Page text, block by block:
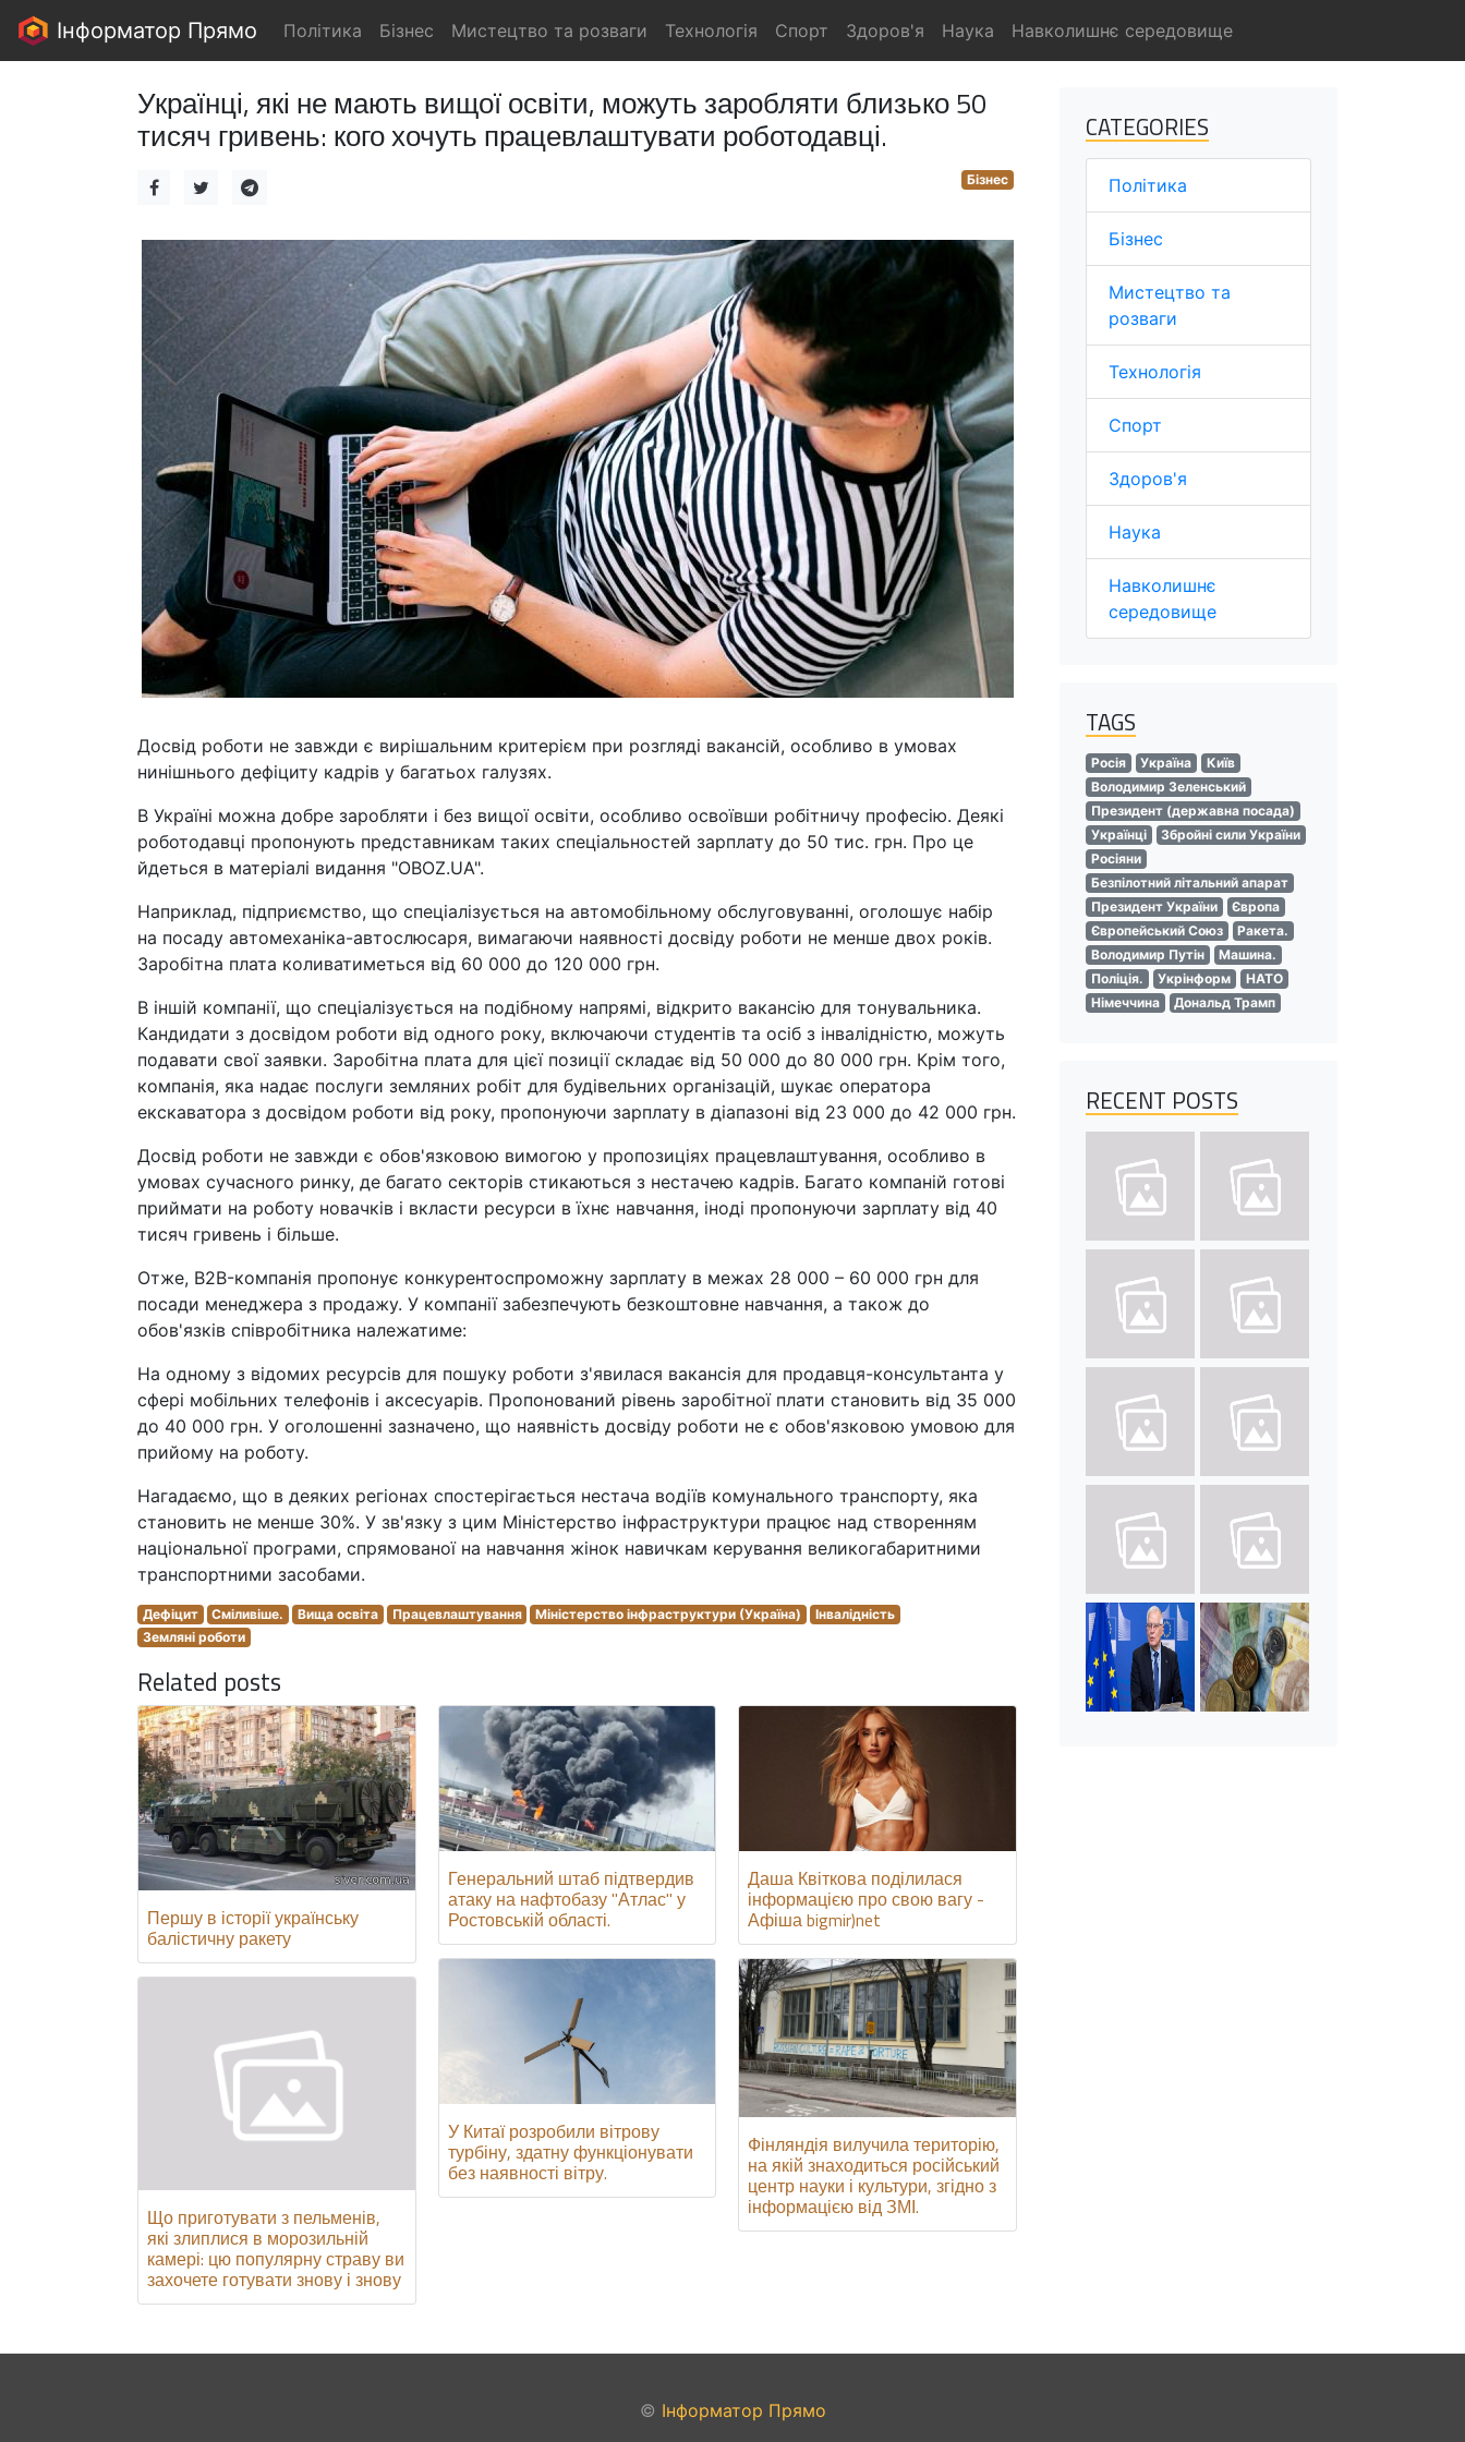
Інформатор Прямо Політика Бізнес Мистецтво та розваги Технологія Спорт Здоров'я Наука Навколишнє середовище
Українці, які не мають вищої освіти, можуть заробляти близько 50
тисяч гривень: кого хочуть працевлаштувати роботодавці.
Бізнес
Досвід роботи не завжди є вирішальним критерієм при розгляді вакансій, особливо в умовах
нинішнього дефіциту кадрів у багатьох галузях.
В Україні можна добре заробляти і без вищої освіти, особливо освоївши робітничу професію. Деякі
роботодавці пропонують представникам таких спеціальностей зарплату до 50 тис. грн. Про це
йдеться в матеріалі видання "OBOZ.UA".
Наприклад, підприємство, що спеціалізується на автомобільному обслуговуванні, оголошує набір
на посаду автомеханіка-автослюсаря, вимагаючи наявності досвіду роботи не менше двох років.
Заробітна плата коливатиметься від 60 000 до 120 000 грн.
В іншій компанії, що спеціалізується на подібному напрямі, відкрито вакансію для тонувальника.
Кандидати з досвідом роботи від одного року, включаючи студентів та осіб з інвалідністю, можуть
подавати свої заявки. Заробітна плата для цієї позиції складає від 50 000 до 80 000 грн. Крім того,
компанія, яка надає послуги земляних робіт для будівельних організацій, шукає оператора
екскаватора з досвідом роботи від року, пропонуючи зарплату в діапазоні від 23 000 до 42 000 грн.
Досвід роботи не завжди є обов'язковою вимогою у пропозиціях працевлаштування, особливо в
умовах сучасного ринку, де багато секторів стикаються з нестачею кадрів. Багато компаній готові
приймати на роботу новачків і вкласти ресурси в їхнє навчання, іноді пропонуючи зарплату від 40
тисяч гривень і більше.
Отже, B2B-компанія пропонує конкурентоспроможну зарплату в межах 28 000 – 60 000 грн для
посади менеджера з продажу. У компанії забезпечують безкоштовне навчання, а також до
обов'язків співробітника належатиме:
На одному з відомих ресурсів для пошуку роботи з'явилася вакансія для продавця-консультанта у
сфері мобільних телефонів і аксесуарів. Пропонований рівень заробітної плати становить від 35 000
до 40 000 грн. У оголошенні зазначено, що наявність досвіду роботи не є обов'язковою умовою для
прийому на роботу.
Нагадаємо, що в деяких регіонах спостерігається нестача водіїв комунального транспорту, яка
становить не менше 30%. У зв'язку з цим Міністерство інфраструктури працює над створенням
національної програми, спрямованої на навчання жінок навичкам керування великогабаритними
транспортними засобами.
Дефіцит Сміливіше. Вища освіта Працевлаштування Міністерство інфраструктури (Україна)
Інвалідність
Земляні роботи
Related posts
Першу в історії українську
балістичну ракету
Що приготувати з пельменів,
які злиплися в морозильній
камері: цю популярну страву ви
захочете готувати знову і знову
Генеральний штаб підтвердив
атаку на нафтобазу "Атлас" у
Ростовській області.
У Китаї розробили вітрову
турбіну, здатну функціонувати
без наявності вітру.
Даша Квіткова поділилася
інформацією про свою вагу -
Афіша bigmir)net
Фінляндія вилучила територію,
на якій знаходиться російський
центр науки і культури, згідно з
інформацією від ЗМІ.
CATEGORIES
Політика
Бізнес
Мистецтво та
розваги
Технологія
Спорт
Здоров'я
Наука
Навколишнє
середовище
TAGS
Росія Україна
Київ
Володимир Зеленський
Президент (державна посада)
Українці
Збройні сили України
Росіяни
Безпілотний літальний апарат
Президент України
Європа
Європейський Союз
Ракета.
Володимир Путін
Машина.
Поліція.
Укрінформ
НАТО
Німеччина
Дональд Трамп
RECENT POSTS
© Інформатор Прямо